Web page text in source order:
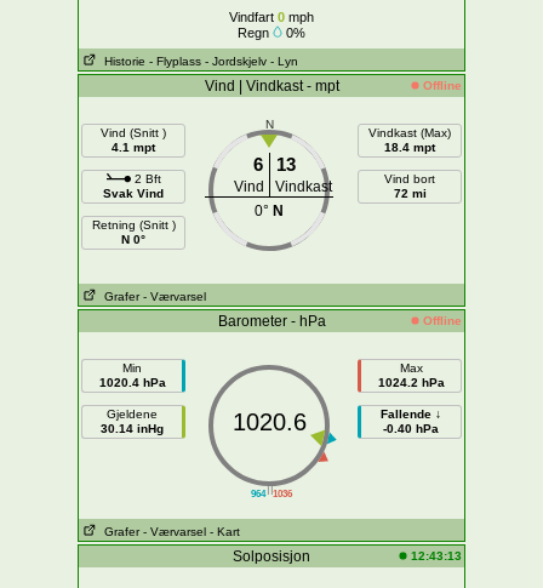
Vindfart 0 mph
Regn
0%
Historie - Flyplass - Jordskjelv - Lyn
Vind | Vindkast - mpt Offline
Vind (Snitt )
4.1 mpt
2 Bft
Svak Vind
Retning (Snitt )
N 0°
N
6 13
Vind
Vindkast
0° N
Vindkast (Max)
18.4 mpt
Vind bort
72 mi
Grafer - Værvarsel
Barometer - hPa Offline
Min
1020.4 hPa
Gjeldene
30.14 inHg
||
964 1036
1020.6
Max
1024.2 hPa
Fallende ↓
-0.40 hPa
Grafer - Værvarsel - Kart
Solposisjon 12:43:13